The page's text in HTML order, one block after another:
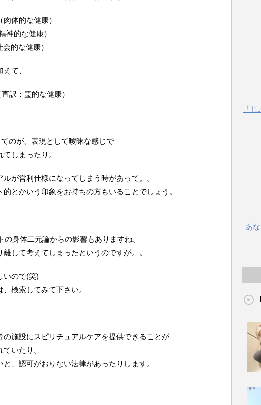
体的な健康）
神的な健康）
的な健康）
て、
訳：霊的な健康）
てのが、表現として曖昧な感じで
しまったり。
が営利仕様になってしまう時があって。。
とかいう印象をお持ちの方もいることでしょう。
の身体二元論からの影響もありますね。
して考えてしまったというのですが。。
いので(笑)
検索してみて下さい。
の施設にスピリチュアルケアを提供できることが
いたり。
、認可がおりない法律があったりします。
「
あ